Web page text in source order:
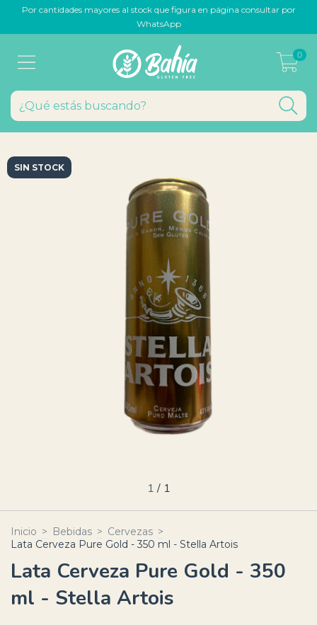
Por cantidades mayores al stock que figura en página consultar por
WhatsApp
0
SIN STOCK
1 / 1
Inicio > Bebidas > Cervezas >
Lata Cerveza Pure Gold - 350 ml - Stella Artois
Lata Cerveza Pure Gold - 350
ml - Stella Artois